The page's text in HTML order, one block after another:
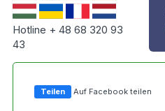
Hotline + 48 68 320 93
43
Teilen Auf Facebook teilen